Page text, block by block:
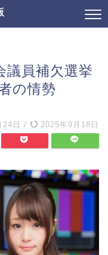
議員補欠選挙
の情勢
日 / 2025年9月18日